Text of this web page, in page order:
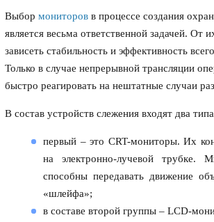
Выбормониторов в процессе создания
является весьма ответственной задачей. От
зависеть стабильность и эффективность
Только в случае непрерывной трансляции
быстро реагировать на нештатные случаи
В состав устройств слежения входят два
первый – это CRT-мониторы. Их
на электронно-лучевой трубке.
способны передавать движение
«шлейфа»;
в составе второй группы – LCD-